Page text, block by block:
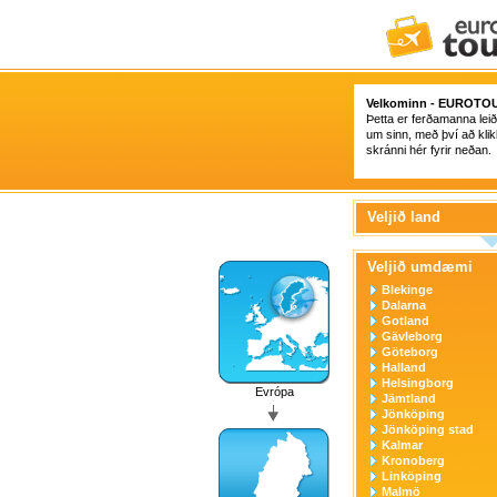
Velkominn -
Þetta er ferðamanna
um sinn, með því að
skránni hér fyrir neðan.
Evrópa
Veljið land
Veljið umdæmi
Blekinge
Dalarna
Gotland
Gävleborg
Göteborg
Halland
Helsingborg
Jämtland
Jönköping
Jönköping stad
Kalmar
Kronoberg
Linköping
Malmö